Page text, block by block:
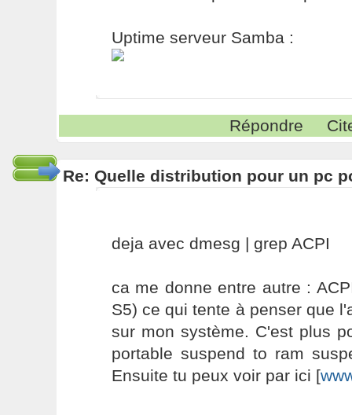
Uptime serveur Samba :
Répondre
Re: Quelle distribution pour un pc
deja avec dmesg | grep ACPI
ca me donne entre autre :
S5) ce qui tente à penser que
sur mon système. C'est plus
portable suspend to ram
Ensuite tu peux voir par ici [